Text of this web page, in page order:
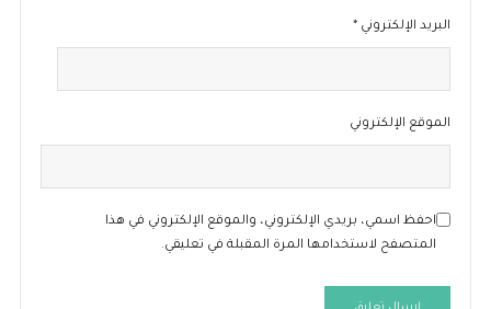
البريد الإلكتروني *
الموقع الإلكتروني
احفظ اسمي، بريدي الإلكتروني، والموقع الإلكتروني في هذا
المتصفح لاستخدامها المرة المقبلة في تعليقي.